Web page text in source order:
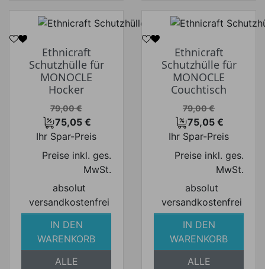
Ethnicraft
Schutzhülle für
MONOCLE
Hocker
Verkaufspreis
79,00 €
Preis
75,05 €
Ihr Spar-Preis
Preise inkl. ges.
MwSt.
absolut
versandkostenfrei
IN DEN
WARENKORB
ALLE
Ethnicraft
Schutzhülle für
MONOCLE
Couchtisch
Verkaufspreis
79,00 €
Preis
75,05 €
Ihr Spar-Preis
Preise inkl. ges.
MwSt.
absolut
versandkostenfrei
IN DEN
WARENKORB
ALLE